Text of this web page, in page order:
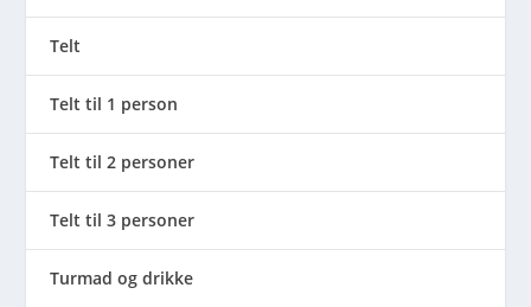
Telt
Telt til 1 person
Telt til 2 personer
Telt til 3 personer
Turmad og drikke